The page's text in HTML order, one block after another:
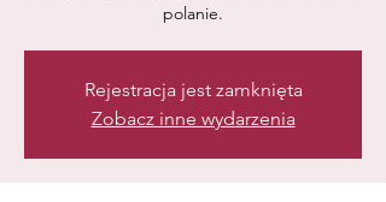
polanie.
Rejestracja jest zamknięta
Zobacz inne wydarzenia